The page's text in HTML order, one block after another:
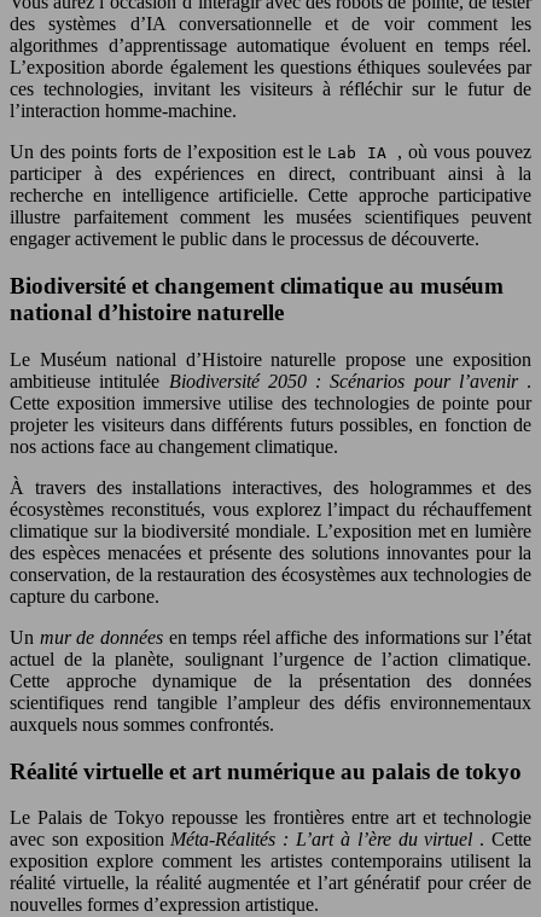
des systèmes d’IA conversationnelle et de voir comment les
algorithmes d’apprentissage automatique évoluent en temps réel.
L’exposition aborde également les questions éthiques soulevées par
ces technologies, invitant les visiteurs à réfléchir sur le futur de
l’interaction homme-machine.
Un des points forts de l’exposition est le Lab IA , où vous pouvez
participer à des expériences en direct, contribuant ainsi à la
recherche en intelligence artificielle. Cette approche participative
illustre parfaitement comment les musées scientifiques peuvent
engager activement le public dans le processus de découverte.
Biodiversité et changement climatique au muséum
national d’histoire naturelle
Le Muséum national d’Histoire naturelle propose une exposition
ambitieuse intitulée Biodiversité 2050 : Scénarios pour l’avenir .
Cette exposition immersive utilise des technologies de pointe pour
projeter les visiteurs dans différents futurs possibles, en fonction de
nos actions face au changement climatique.
À travers des installations interactives, des hologrammes et des
écosystèmes reconstitués, vous explorez l’impact du réchauffement
climatique sur la biodiversité mondiale. L’exposition met en lumière
des espèces menacées et présente des solutions innovantes pour la
conservation, de la restauration des écosystèmes aux technologies de
capture du carbone.
Un mur de données en temps réel affiche des informations sur l’état
actuel de la planète, soulignant l’urgence de l’action climatique.
Cette approche dynamique de la présentation des données
scientifiques rend tangible l’ampleur des défis environnementaux
auxquels nous sommes confrontés.
Réalité virtuelle et art numérique au palais de tokyo
Le Palais de Tokyo repousse les frontières entre art et technologie
avec son exposition Méta-Réalités : L’art à l’ère du virtuel . Cette
exposition explore comment les artistes contemporains utilisent la
réalité virtuelle, la réalité augmentée et l’art génératif pour créer de
nouvelles formes d’expression artistique.